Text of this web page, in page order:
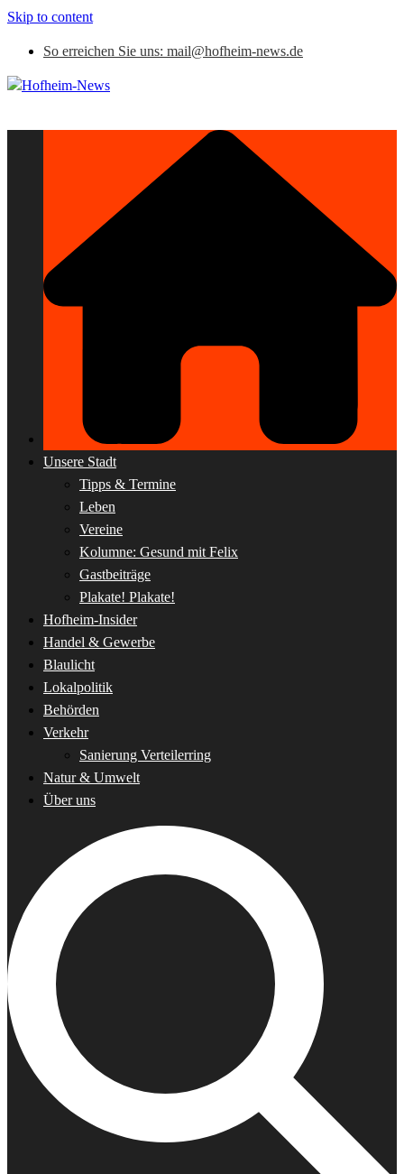
Skip to content
So erreichen Sie uns: mail@hofheim-news.de
Unsere Stadt
Tipps & Termine
Leben
Vereine
Kolumne: Gesund mit Felix
Gastbeiträge
Plakate! Plakate!
Hofheim-Insider
Handel & Gewerbe
Blaulicht
Lokalpolitik
Behörden
Verkehr
Sanierung Verteilerring
Natur & Umwelt
Über uns